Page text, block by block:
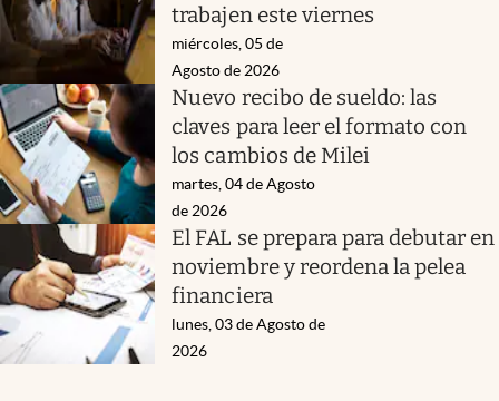
trabajen este viernes
miércoles, 05 de
Agosto de 2026
Nuevo recibo de sueldo: las
claves para leer el formato con
los cambios de Milei
martes, 04 de Agosto
de 2026
El FAL se prepara para debutar en
noviembre y reordena la pelea
financiera
lunes, 03 de Agosto de
2026